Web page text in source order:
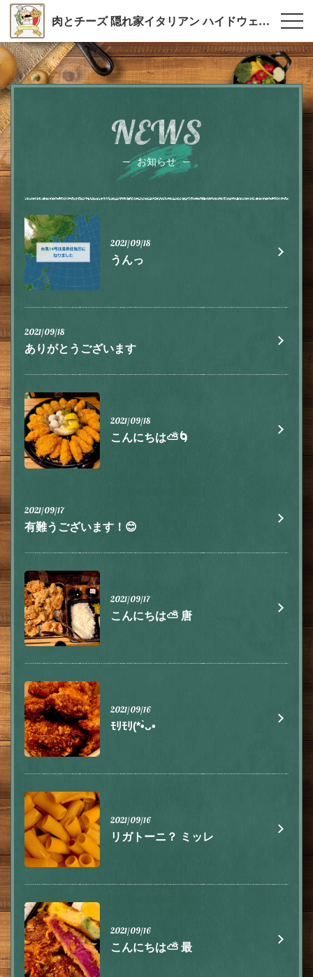
肉とチーズ 隠れ家イタリアン ハイドウェイダイニング555（ファイブ）川越
NEWS
お知らせ
2021/09/18
うんっ
2021/09/18
ありがとうございます
2021/09/18
こんにちは⛅️🌀
2021/09/17
有難うございます！😊
2021/09/17
こんにちは⛅️ 唐
2021/09/16
ﾓﾘﾓﾘ(*•̀ᴗ•
2021/09/16
リガトーニ？ ミッレ
2021/09/16
こんにちは⛅️ 最
この店舗情報をシェアする
お知らせ | 肉とチーズ 隠れ家イタリアン ハイドウェイダイ
ニング555（ファイブ）川越
埼玉県川越市脇田本町9-5第8アーバンライフビルヂング2F
https://555.owst.jp/blogs
お店情報をコピー